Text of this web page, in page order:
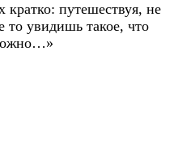
путешествуя, не
то увидишь такое, что